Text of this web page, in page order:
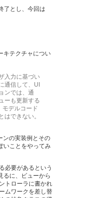
了とし、今回は
キテクチャについ
入力に基づい
通信して、UI
ンでは、通
ーも更新する
デルコード
できない。
ンの実装例とその
いことをやってみ
必要があるという
るに、ビューから
トローラに書かれ
ムワークを差し替